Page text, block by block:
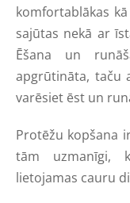
komfortablākas
sajūtas nekā ar
Ēšana un
apgrūtināta, taču
varēsiet ēst un
Protēžu kopšana
tām uzmanīgi,
lietojamas cauru